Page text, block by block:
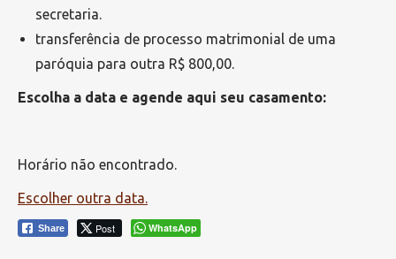
secretaria.
transferência de processo matrimonial de uma
paróquia para outra R$ 800,00.
Escolha a data e agende aqui seu casamento:
Horário não encontrado.
Escolher outra data.
Share Post WhatsApp